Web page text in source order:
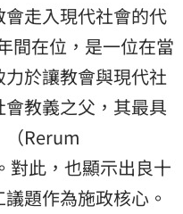
走入現代社會的代
間在位，是一位在當
於讓教會與現代社
教義之父，其最具
（Rerum
對此，也顯示出良十
題作為施政核心。